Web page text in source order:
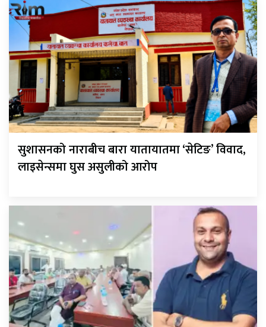
सुशासनको नाराबीच बारा यातायातमा ‘सेटिङ’ विवाद,
लाइसेन्समा घुस असुलीको आरोप